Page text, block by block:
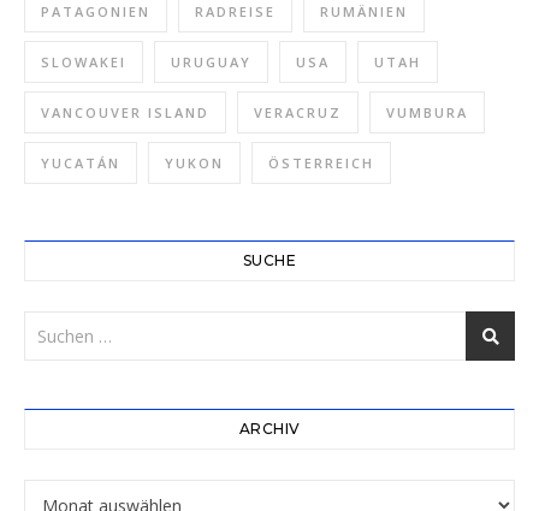
PATAGONIEN RADREISE RUMÄNIEN
SLOWAKEI URUGUAY USA UTAH
VANCOUVER ISLAND VERACRUZ VUMBURA
YUCATÁN YUKON ÖSTERREICH
SUCHE
ARCHIV